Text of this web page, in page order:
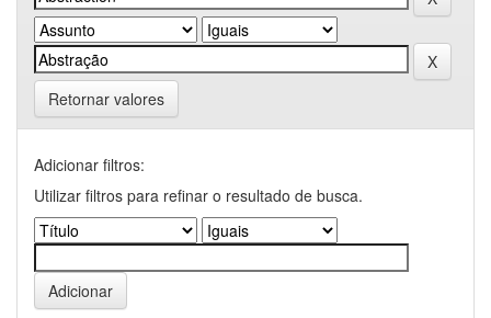
Retornar valores
Adicionar filtros:
Utilizar filtros para refinar o resultado de busca.